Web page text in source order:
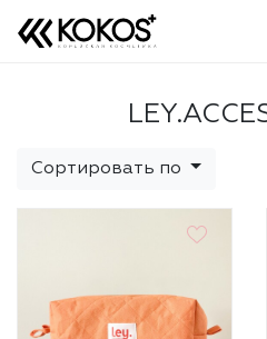
Сортировать по